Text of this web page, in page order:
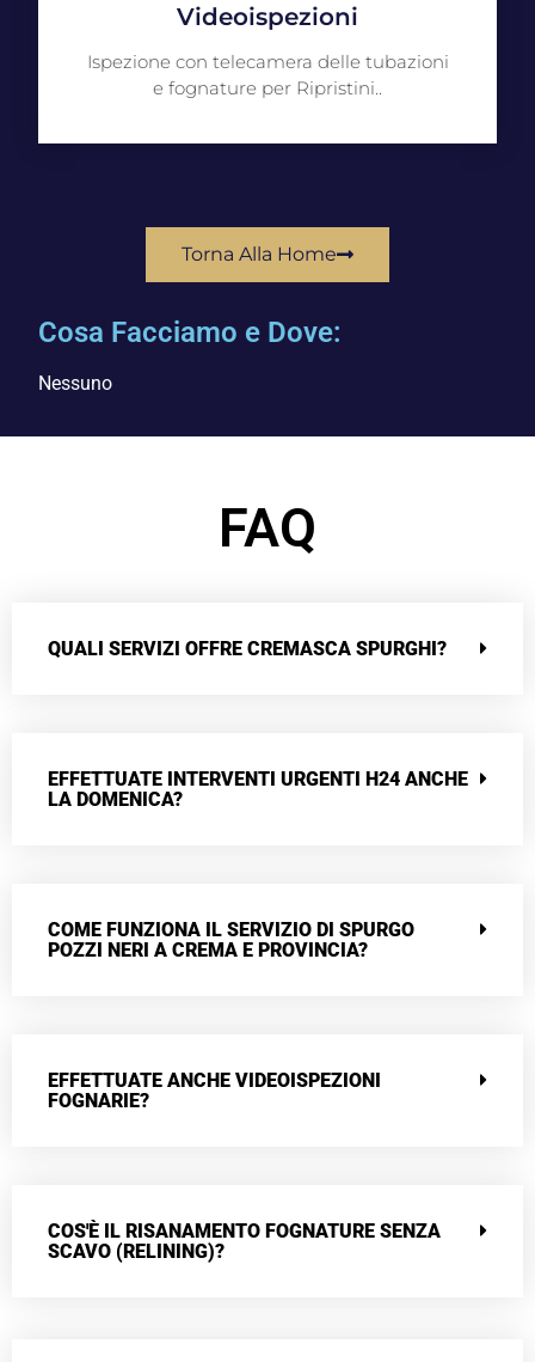
Videoispezioni
Ispezione con telecamera delle tubazioni
e fognature per Ripristini..
Torna Alla Home
Cosa Facciamo e Dove:
Nessuno
FAQ
QUALI SERVIZI OFFRE CREMASCA SPURGHI?
EFFETTUATE INTERVENTI URGENTI H24 ANCHE
LA DOMENICA?
COME FUNZIONA IL SERVIZIO DI SPURGO
POZZI NERI A CREMA E PROVINCIA?
EFFETTUATE ANCHE VIDEOISPEZIONI
FOGNARIE?
COS'È IL RISANAMENTO FOGNATURE SENZA
SCAVO (RELINING)?